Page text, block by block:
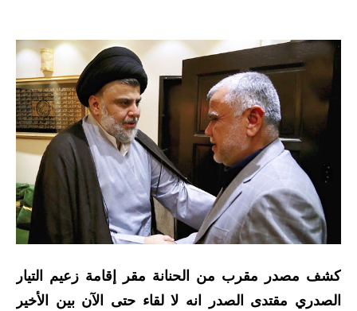
القروض والسلف
المنح المالية
قطع الاراضي
اخبار العراق
الاخبار السياسية
الاخبار الامنية
الاخبار الاقتصادية
كشف مصدر مقرب من الحنانة مقر إقامة زعيم التيار
الصدري مقتدى الصدر انه لا لقاء حتى الآن بين الأخير